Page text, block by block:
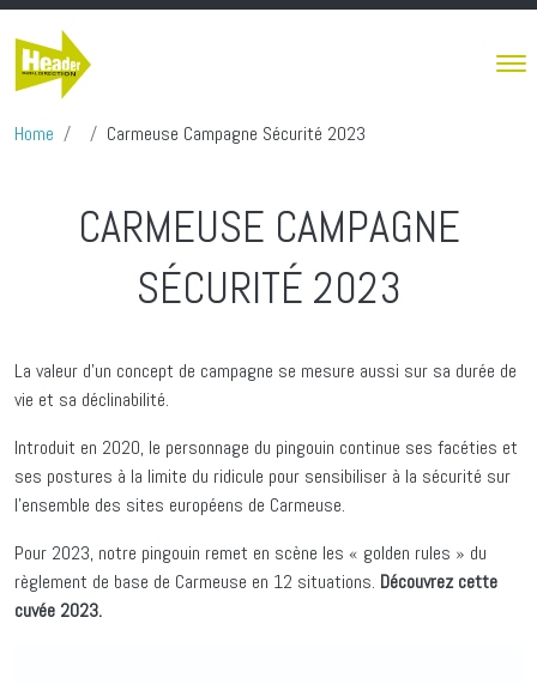
Skip to main content
Home Carmeuse Campagne Sécurité 2023
CARMEUSE CAMPAGNE
SÉCURITÉ 2023
La valeur d’un concept de campagne se mesure aussi sur sa durée de
vie et sa déclinabilité.
Introduit en 2020, le personnage du pingouin continue ses facéties et
ses postures à la limite du ridicule pour sensibiliser à la sécurité sur
l’ensemble des sites européens de Carmeuse.
Pour 2023, notre pingouin remet en scène les « golden rules » du
règlement de base de Carmeuse en 12 situations. Découvrez cette
cuvée 2023.